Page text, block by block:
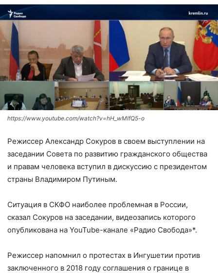
https://www.youtube.com/watch?v=hH_wMIfQ5-o
Режиссер Александр Сокуров в своем выступлении на
заседании Совета по развитию гражданского общества
и правам человека вступил в дискуссию с президентом
страны Владимиром Путиным.
Ситуация в СКФО наиболее проблемная в России,
сказал Сокуров на заседании, видеозапись которого
опубликована на YouTube-канале «Радио Свобода»*.
Режиссер напомнил о протестах в Ингушетии против
заключенного в 2018 году соглашения о границе в